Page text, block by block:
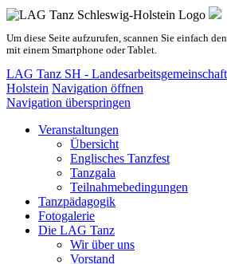
Um diese Seite aufzurufen, scannen Sie einfach
mit einem Smartphone oder Tablet.
LAG Tanz SH -
Holstein Navigation öffnen
Navigation überspringen
Veranstaltungen
Übersicht
Englisches Tanzfest
Tanzgala
Teilnahmebedingungen
Tanzpädagogik
Fotogalerie
Die LAG Tanz
Wir über uns
Vorstand